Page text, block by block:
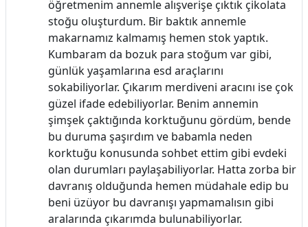
öğretmenim annemle alışverişe çıktık çikolata
stoğu oluşturdum. Bir baktık annemle
makarnamız kalmamış hemen stok yaptık.
Kumbaram da bozuk para stoğum var gibi,
günlük yaşamlarına esd araçlarını
sokabiliyorlar. Çıkarım merdiveni aracını ise çok
güzel ifade edebiliyorlar. Benim annemin
şimşek çaktığında korktuğunu gördüm, bende
bu duruma şaşırdım ve babamla neden
korktuğu konusunda sohbet ettim gibi evdeki
olan durumları paylaşabiliyorlar. Hatta zorba bir
davranış olduğunda hemen müdahale edip bu
beni üzüyor bu davranışı yapmamalısın gibi
aralarında çıkarımda bulunabiliyorlar.